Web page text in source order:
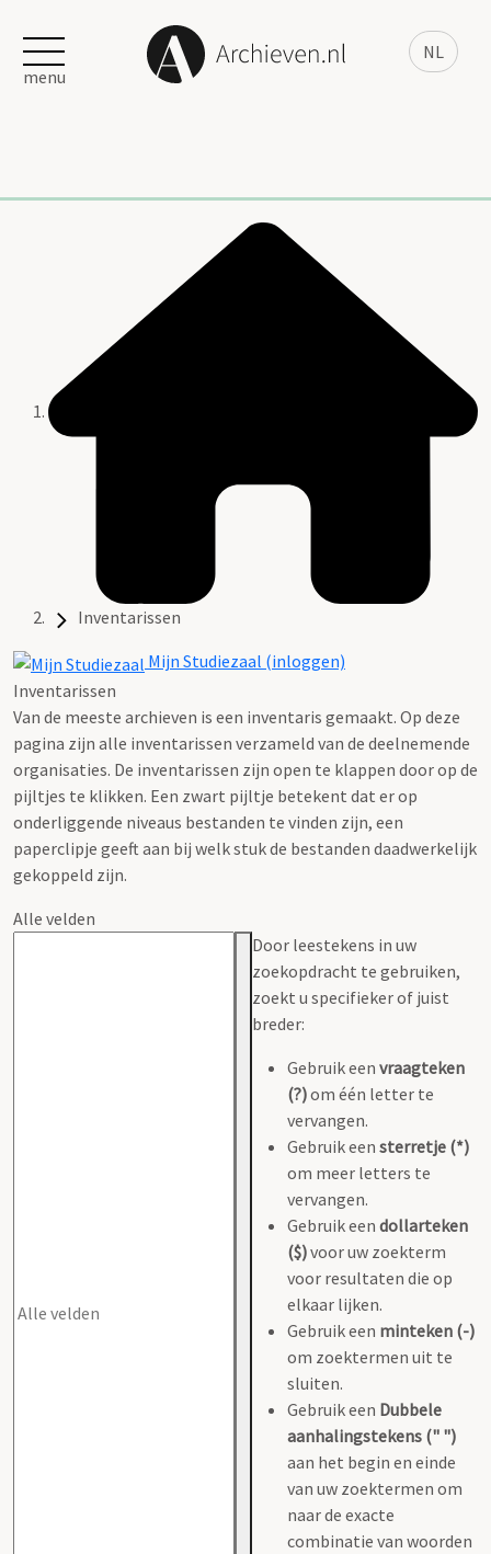
NL
menu
Inventarissen
Mijn Studiezaal (inloggen)
Inventarissen
Van de meeste archieven is een inventaris gemaakt. Op deze
pagina zijn alle inventarissen verzameld van de deelnemende
organisaties. De inventarissen zijn open te klappen door op de
pijltjes te klikken. Een zwart pijltje betekent dat er op
onderliggende niveaus bestanden te vinden zijn, een
paperclipje geeft aan bij welk stuk de bestanden daadwerkelijk
gekoppeld zijn.
Alle velden
Door leestekens in uw
zoekopdracht te gebruiken,
zoekt u specifieker of juist
breder:
Gebruik een vraagteken
(?)om één letter te
vervangen.
Gebruik een sterretje (*)
om meer letters te
vervangen.
Gebruik een dollarteken
($)voor uw zoekterm
voor resultaten die op
elkaar lijken.
Gebruik een minteken (-)
om zoektermen uit te
sluiten.
Gebruik een Dubbele
aanhalingstekens (" ")
aan het begin en einde
van uw zoektermen om
naar de exacte
combinatie van woorden